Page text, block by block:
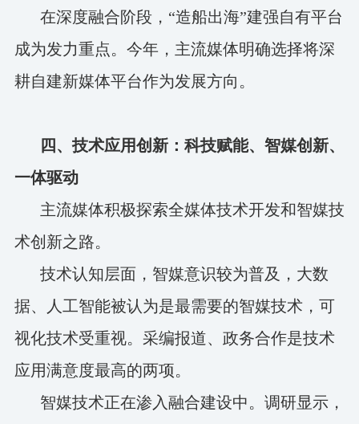
在深度融合阶段，“造船出海”建强自有平台
成为发力重点。今年，主流媒体明确选择将深
耕自建新媒体平台作为发展方向。
四、技术应用创新：科技赋能、智媒创新、
一体驱动
主流媒体积极探索全媒体技术开发和智媒技
术创新之路。
技术认知层面，智媒意识较为普及，大数
据、人工智能被认为是最需要的智媒技术，可
视化技术受重视。采编报道、政务合作是技术
应用满意度最高的两项。
智媒技术正在渗入融合建设中。调研显示，